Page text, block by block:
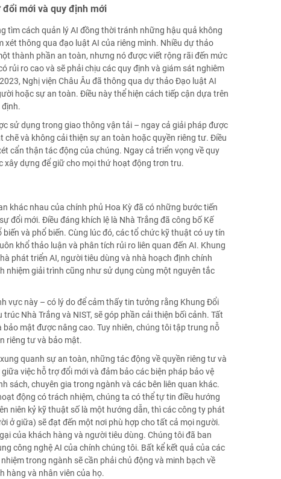
mới và quy định mới
tìm cách quản lý AI đồng thời tránh những hậu quả không
xét thông qua đạo luật AI của riêng mình. Nhiều dự thảo
thành phần an toàn, nhưng nó được viết rộng rãi đến mức
rủi ro cao và sẽ phải chịu các quy định và giám sát nghiêm
Nghị viện Châu Âu đã thông qua dự thảo Đạo luật AI
hoặc sự an toàn. Điều này thể hiện cách tiếp cận dựa trên
sử dụng trong giao thông vận tải – ngay cả giải pháp được
và không cải thiện sự an toàn hoặc quyền riêng tư. Điều
cẩn thận tác động của chúng. Ngay cả triển vọng về quy
xây dựng để giữ cho mọi thứ hoạt động trơn tru.
khác nhau của chính phủ Hoa Kỳ đã có những bước tiến
đổi mới. Điều đáng khích lệ là Nhà Trắng đã công bố Kế
và phổ biến. Cùng lúc đó, các tổ chức kỹ thuật có uy tín
khổ thảo luận và phân tích rủi ro liên quan đến AI. Khung
phát triển AI, người tiêu dùng và nhà hoạch định chính
nhiệm giải trình cũng như sử dụng cùng một nguyên tắc
vực này – có lý do để cảm thấy tin tưởng rằng Khung Đổi
Nhà Trắng và NIST, sẽ góp phần cải thiện bối cảnh. Tất
mật được nâng cao. Tuy nhiên, chúng tôi tập trung nỗ
riêng tư và bảo mật.
quanh sự an toàn, những tác động về quyền riêng tư và
việc hỗ trợ đổi mới và đảm bảo các biện pháp bảo vệ
sách, chuyên gia trong ngành và các bên liên quan khác.
động có trách nhiệm, chúng ta có thể tự tin điều hướng
niên kỷ kỹ thuật số là một hướng dẫn, thì các công ty phát
ở giữa) sẽ đạt đến một nơi phù hợp cho tất cả mọi người.
của khách hàng và người tiêu dùng. Chúng tôi đã ban
công nghệ AI của chính chúng tôi. Bất kể kết quả của các
trong ngành sẽ cần phải chủ động và minh bạch về
hàng và nhân viên của họ.